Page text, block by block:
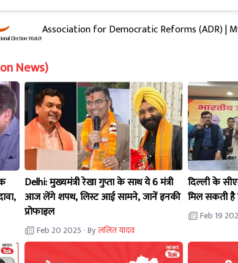
Association for Democratic Reforms (ADR) |
News)
Delhi: मुख्यमंत्री रेखा गुप्ता के साथ ये 6 मंत्री
आज लेंगे शपथ, लिस्ट आई सामने, जानें इनकी
प्रोफाइल
Feb 20 2025 · Byललित यादव
दिल्ली के
मिल सकती है
Feb 19